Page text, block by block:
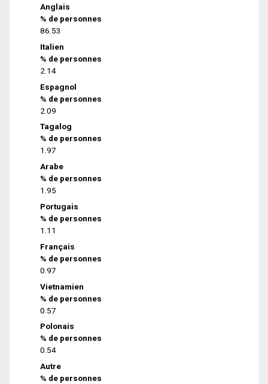
Anglais
% de personnes
86.53
Italien
% de personnes
2.14
Espagnol
% de personnes
2.09
Tagalog
% de personnes
1.97
Arabe
% de personnes
1.95
Portugais
% de personnes
1.11
Français
% de personnes
0.97
Vietnamien
% de personnes
0.57
Polonais
% de personnes
0.54
Autre
% de personnes